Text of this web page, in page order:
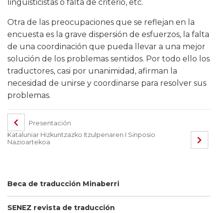
Beca de traducción Minaberri
SENEZ revista de traducción
lingüisticistas o falta de criterio, etc.
Otra de las preocupaciones que se reflejan en la
encuesta es la grave dispersión de esfuerzos, la falta
de una coordinación que pueda llevar a una mejor
solución de los problemas sentidos. Por todo ello los
traductores, casi por unanimidad, afirman la
necesidad de unirse y coordinarse para resolver sus
problemas.
Presentación
Kataluniar Hizkuntzazko Itzulpenaren I Sinposio
Nazioartekoa